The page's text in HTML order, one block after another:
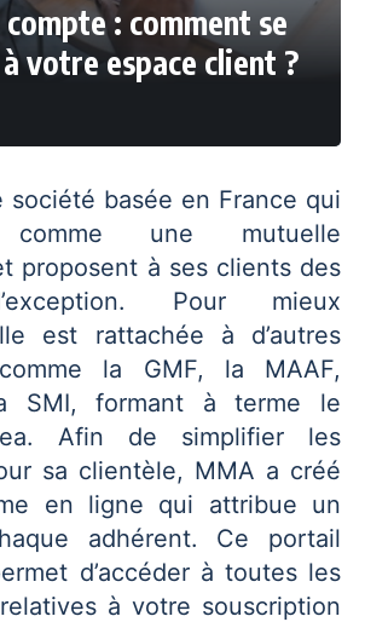
: comment se
votre espace client ?
société basée en France qui
comme une mutuelle
proposent à ses clients des
Pour mieux
est rattachée à d’autres
la GMF, la MAAF,
SMI, formant à terme le
Afin de simplifier les
sa clientèle, MMA a créé
en ligne qui attribue un
adhérent. Ce portail
d’accéder à toutes les
à votre souscription